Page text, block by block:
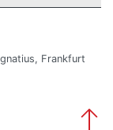
Frankfurt